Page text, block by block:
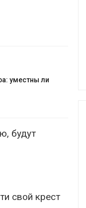
уместны ли
будут
свой крест